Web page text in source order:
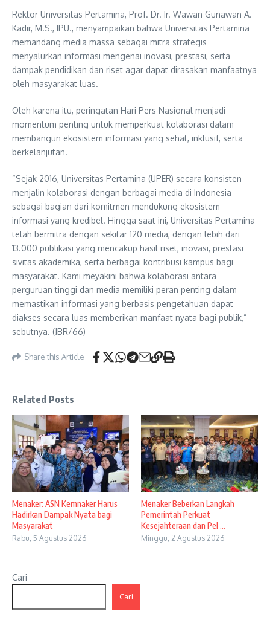
Rektor Universitas Pertamina, Prof. Dr. Ir. Wawan Gunawan A.
Kadir, M.S., IPU., menyampaikan bahwa Universitas Pertamina
memandang media massa sebagai mitra strategis
menyalurkan informasi mengenai inovasi, prestasi, serta
dampak pendidikan dan riset agar dapat dirasakan manfaatnya
oleh masyarakat luas.
Oleh karena itu, peringatan Hari Pers Nasional menjadi
momentum penting untuk memperkuat kolaborasi dalam
membangun ekosistem informasi yang sehat, inklusif, serta
berkelanjutan.
“Sejak 2016, Universitas Pertamina (UPER) secara konsisten
menjalin kolaborasi dengan berbagai media di Indonesia
sebagai bagian dari komitmen mendukung ekosistem
informasi yang kredibel. Hingga saat ini, Universitas Pertamina
telah bermitra dengan sekitar 120 media, dengan lebih dari
13.000 publikasi yang mencakup hasil riset, inovasi, prestasi
sivitas akademika, serta berbagai kontribusi kampus bagi
masyarakat. Kami meyakini bahwa kolaborasi antara
perguruan tinggi dan media memiliki peran penting dalam
memastikan informasi yang berbasis pengetahuan dapat
diakses secara luas memberikan manfaat nyata bagi publik,”
sebutnya. (JBR/66)
Share this Article
Related Posts
Menaker: ASN Kemnaker Harus
Hadirkan Dampak Nyata bagi
Masyarakat
Rabu, 5 Agustus 2026
Menaker Beberkan Langkah
Pemerintah Perkuat
Kesejahteraan dan Pel ...
Minggu, 2 Agustus 2026
Cari
Cari